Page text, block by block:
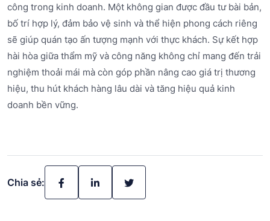
công trong kinh doanh. Một không gian được đầu tư bài bản,
bố trí hợp lý, đảm bảo vệ sinh và thể hiện phong cách riêng
sẽ giúp quán tạo ấn tượng mạnh với thực khách. Sự kết hợp
hài hòa giữa thẩm mỹ và công năng không chỉ mang đến trải
nghiệm thoải mái mà còn góp phần nâng cao giá trị thương
hiệu, thu hút khách hàng lâu dài và tăng hiệu quả kinh
doanh bền vững.
Chia sẻ: